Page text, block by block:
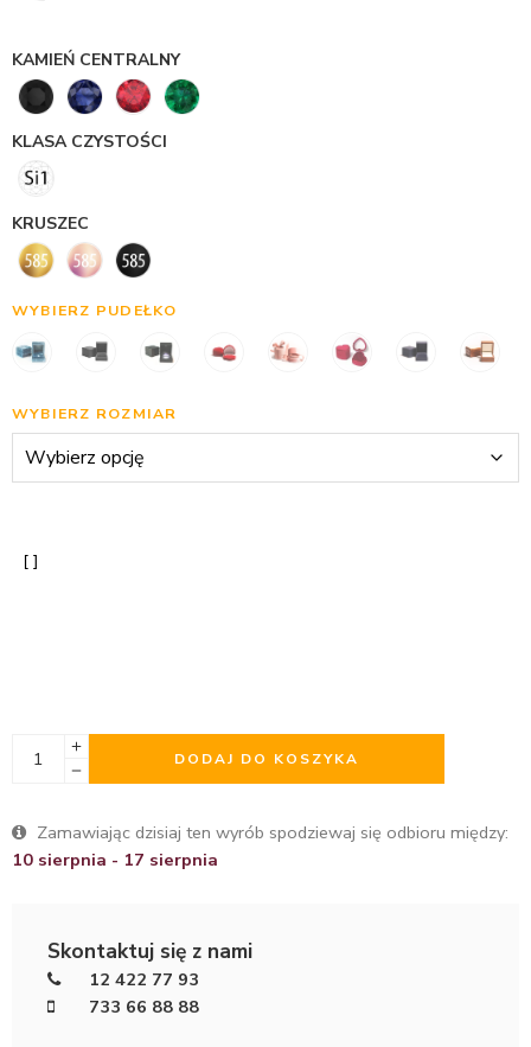
KAMIEŃ CENTRALNY
KLASA CZYSTOŚCI
KRUSZEC
WYBIERZ PUDEŁKO
WYBIERZ ROZMIAR
DODAJ DO KOSZYKA
Zamawiając dzisiaj ten wyrób spodziewaj się odbioru między:
10 sierpnia - 17 sierpnia
Skontaktuj się z nami
12 422 77 93
733 66 88 88